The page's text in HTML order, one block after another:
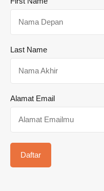
Last Name
Alamat Email